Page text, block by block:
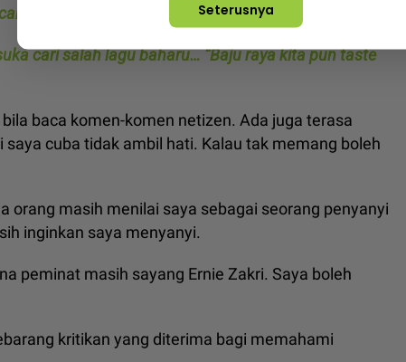
cakap panjang
cari salah lagu baharu… “Baju raya kita pun taste
baca komen-komen netizen. Ada juga terasa
cuba tidak ambil hati. Kalau tak memang boleh
orang masih menilai saya sebagai seorang penyanyi
inginkan saya menyanyi.
peminat masih sayang Ernie Zakri. Saya boleh
kritikan yang diterima bagi memahami
Seterusnya